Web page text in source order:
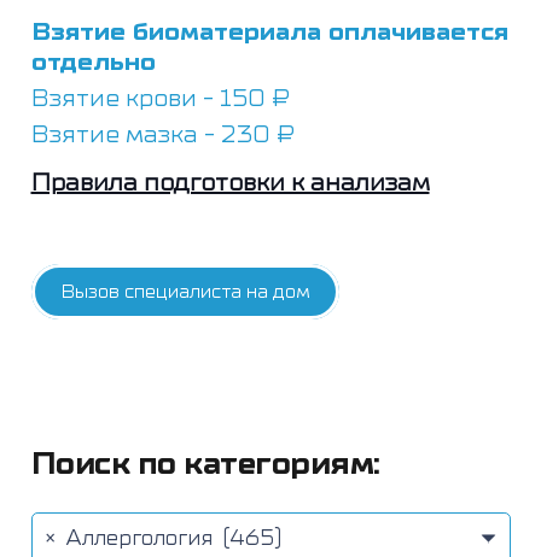
Взятие биоматериала оплачивается
отдельно
Взятие крови - 150 ₽
Взятие мазка - 230 ₽
Правила подготовки к анализам
Вызов специалиста на дом
Поиск по категориям:
× Аллергология (465)